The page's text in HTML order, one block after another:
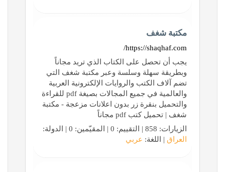
مكتبة شغف
https://shaqhaf.com/
يجب أن تحصل على الكتاب الذي تريد مجاناً
وبطريقة سهلة وسلسة وعبر مكتبة شغف التي
تضم آلاف الكتب والروايات الإلكترونية العربية
والعالمية في جميع المجالات بصيغة pdf للقراءة
والتحميل بنقرة زر بدون اعلانات مزعجة - مكتبة
شغف | تحميل كتب pdf مجاناً
الزيارات: 858 | التقييم: 0 | المقيّمين: 0 | الدولة:
العراق | اللغة: عربي